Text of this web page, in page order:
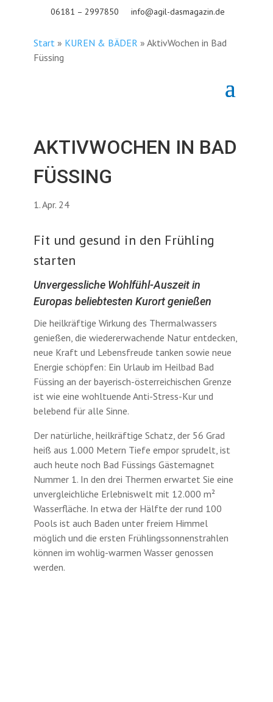
06181 – 2997850 info@agil-dasmagazin.de
Start» KUREN & BÄDER » AktivWochen in Bad
Füssing
AKTIVWOCHEN IN BAD
FÜSSING
1. Apr. 24
Fit und gesund in den Frühling
starten
Unvergessliche Wohlfühl-Auszeit in
Europas beliebtesten Kurort genießen
Die heilkräftige Wirkung des Thermalwassers
genießen, die wiedererwachende Natur entdecken,
neue Kraft und Lebensfreude tanken sowie neue
Energie schöpfen: Ein Urlaub im Heilbad Bad
Füssing an der bayerisch-österreichischen Grenze
ist wie eine wohltuende Anti-Stress-Kur und
belebend für alle Sinne.
Der natürliche, heilkräftige Schatz, der 56 Grad
heiß aus 1.000 Metern Tiefe empor sprudelt, ist
auch heute noch Bad Füssings Gästemagnet
Nummer 1. In den drei Thermen erwartet Sie eine
unvergleichliche Erlebniswelt mit 12.000 m²
Wasserfläche. In etwa der Hälfte der rund 100
Pools ist auch Baden unter freiem Himmel
möglich und die ersten Frühlingssonnenstrahlen
können im wohlig-warmen Wasser genossen
werden.